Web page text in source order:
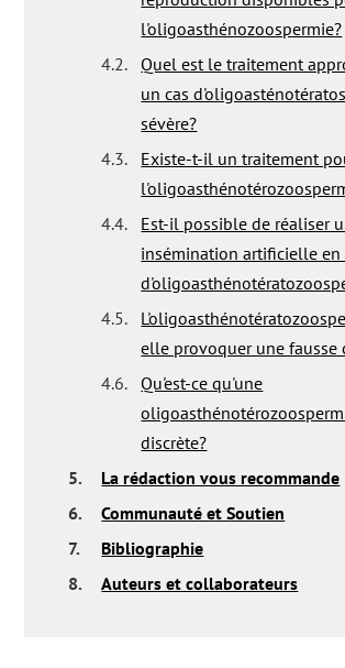
l'oligoasthénozoospermie?
4.2.
Quel est le traitement
un cas
sévère?
4.3.
Existe-t-il un traitement
4.4.
Est-il possible de réaliser
insémination artificielle en
4.5.
elle provoquer une fausse
4.6.
Qu'est-ce qu'une
discrète?
5.
La rédaction vous recommande
6.
Communauté et Soutien
7.
Bibliographie
8.
Auteurs et collaborateurs